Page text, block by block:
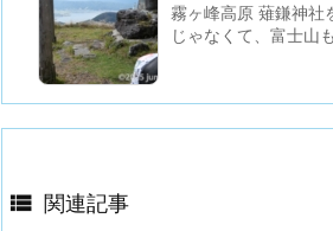
霧ヶ峰高原 薙鎌神社
じゃなくて、富士山
 関連記事